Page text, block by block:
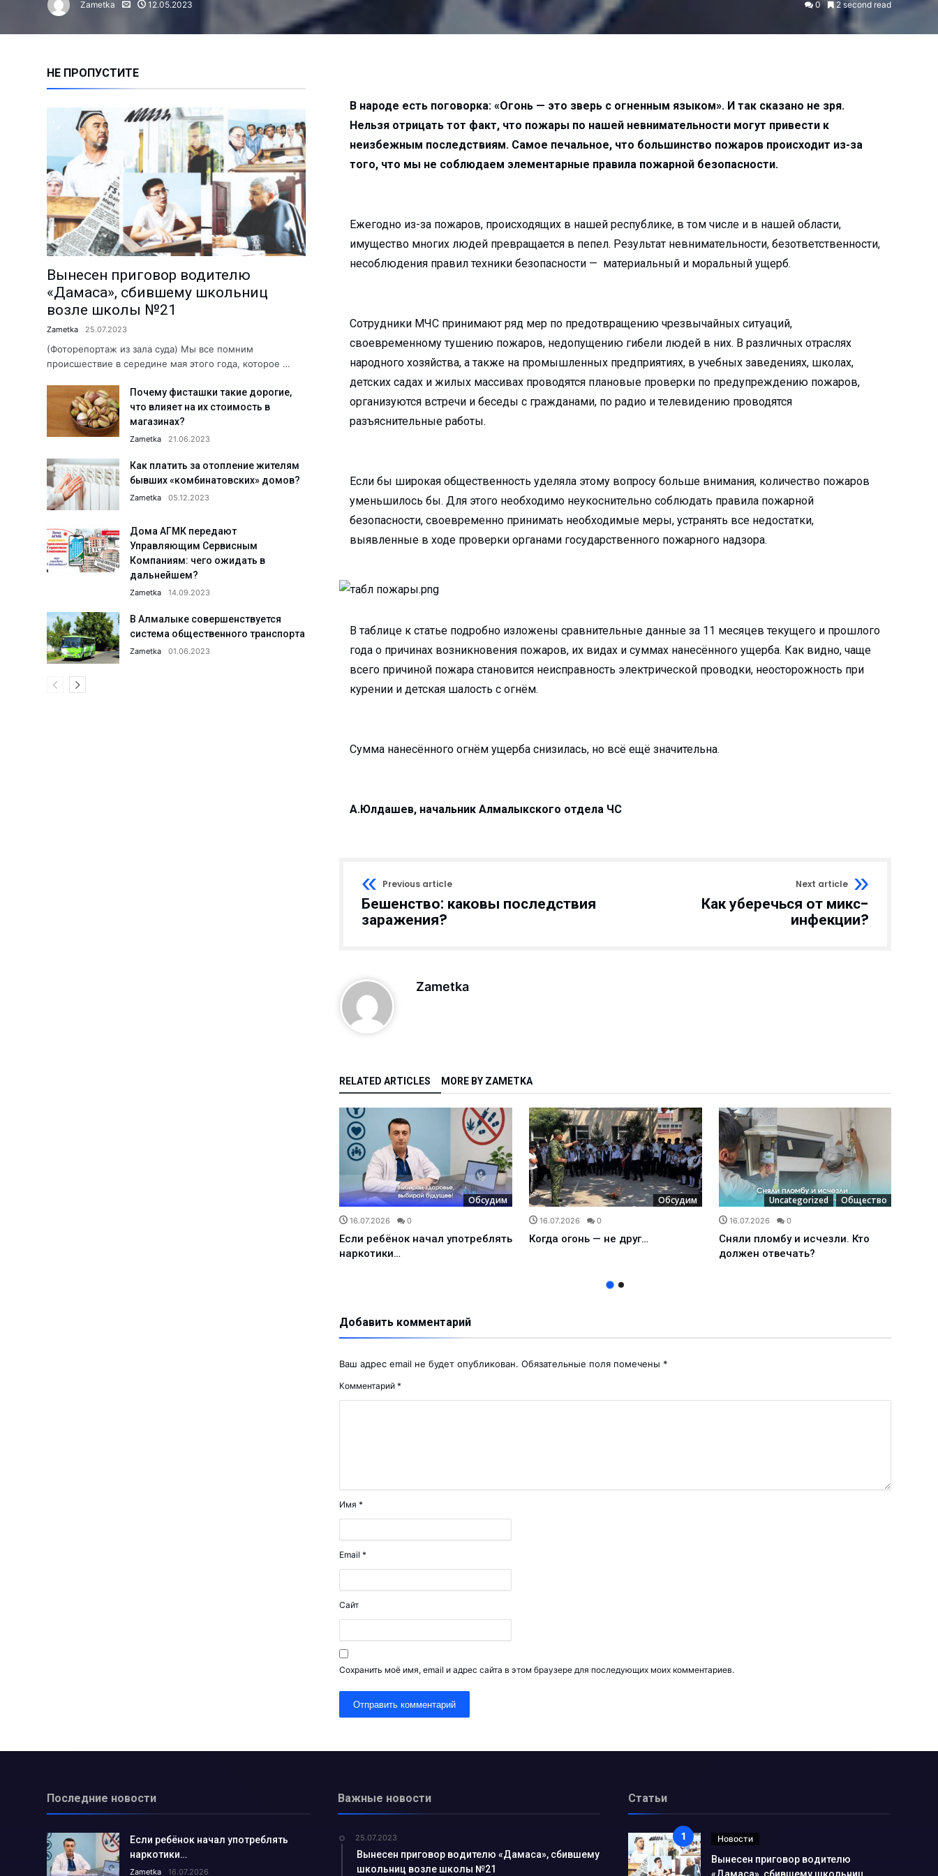
Алмалыкчане чаще жалуются на неубранные дворы…...
Сколько инвестиций привлечено в Алмалык?...
Чем занимается лидер молодёжи?...
Миграция: где работают и сколько зарабатывают ...
Анализ причин пожаров за 1 полугодие...
На АГМК налажено новое производство...
Познать мир и найти в нём себя…...
Избран новый председатель Алмалыкского РКЦ...
Депутаты выслушали обращение хокима...
Поддержка молодёжных инициатив...
«Количество часов тренировок прямо пропор...
Что делается для сохранения экологии?...
Когда вместо рыбы — предоставляют удочку...
Хранители народной культуры...
Б. Мирзаев: «Дайте нам время, и мы взраст...
Как летом избежать пищевых отравлений?...
Юбилей в кругу коллег: Сапарали Туракулову ...
Пришкольные лагеря: познавательный досуг и общ...
Здравствуйте, Пушкин!...
Обращение к жителям Ташкентской области...
Работники АО «Аммофос-Максам» отмети...
А была ли самозащита? Подробности расследовани...
Футбольная школа ПФК АГМК — преобразован...
Что сделано в 1 секторе города с начала года?...
АГМК: реализация мегапроекта — новый мет...
Поддержка семьи и женщин: что сделано в 1 квар...
С такими «земляками» и врагов не надо…...
20 проектов из Алмалыка — победители ...
Угнал автомобиль и бросил в одном из дворов...
Прививка животных добровольна или обязательна?...
Магистратура в Москве: всё, благодаря вере и п...
Социальный работник — профессия или приз...
Что входит в полномочия помощника хокима и лид...
Корейская диаспора Алмалыка встретила Восточны...
У людей почтенного возраста теперь есть свой Ц...
Провели анализ деятельности структур по улучше...
На что предпринимателям в Алмалыке выделяют кр...
Тонкости профессионального образования...
Что на повестке профсоюза АО «Ammofos-Max...
Доктор, я назову сына вашим именем…...
Есть такая профессия: эксперт-криминалист...
Короткое замыкание электропроводки привело к п...
Что делается для предотвращения роста преступн...
Городской отдел юстиции отчитался о своей рабо...
Как в Алмалыке проходит внедрение альтернативн...
Какие изменения произойдут в Узбекистане с 1 о...
Zametka 12.05.2023 0 2 second read
В народе есть поговорка: «Огонь — это зверь с огненным языком». И так сказано не зря.
Нельзя отрицать тот факт, что пожары по нашей невнимательности могут привести к
неизбежным последствиям. Самое печальное, что большинство пожаров происходит из-за
того, что мы не соблюдаем элементарные правила пожарной безопасности.
Ежегодно из-за пожаров, происходящих в нашей республике, в том числе и в нашей области,
имущество многих людей превращается в пепел. Результат невнимательности, безответственности,
несоблюдения правил техники безопасности — материальный и моральный ущерб.
Сотрудники МЧС принимают ряд мер по предотвращению чрезвычайных ситуаций,
своевременному тушению пожаров, недопущению гибели людей в них. В различных отраслях
народного хозяйства, а также на промышленных предприятиях, в учебных заведениях, школах,
детских садах и жилых массивах проводятся плановые проверки по предупреждению пожаров,
организуются встречи и беседы с гражданами, по радио и телевидению проводятся
разъяснительные работы.
Если бы широкая общественность уделяла этому вопросу больше внимания, количество пожаров
уменьшилось бы. Для этого необходимо неукоснительно соблюдать правила пожарной
безопасности, своевременно принимать необходимые меры, устранять все недостатки,
выявленные в ходе проверки органами государственного пожарного надзора.
В таблице к статье подробно изложены сравнительные данные за 11 месяцев текущего и прошлого
года о причинах возникновения пожаров, их видах и суммах нанесённого ущерба. Как видно, чаще
всего причиной пожара становится неисправность электрической проводки, неосторожность при
курении и детская шалость с огнём.
Сумма нанесённого огнём ущерба снизилась, но всё ещё значительна.
А.Юлдашев, начальник Алмалыкского отдела ЧС
Previous article
Бешенство: каковы последствия
заражения?
Next article
Как уберечься от микс-
инфекции?
Zametka
RELATED ARTICLES MORE BY ZAMETKA
Обсудим
16.07.2026 0
Если ребёнок начал употреблять
наркотики…
Обсудим
16.07.2026 0
Когда огонь — не друг…
Uncategorized Общество
16.07.2026 0
Сняли пломбу и исчезли. Кто
должен отвечать?
Добавить комментарий
Ваш адрес email не будет опубликован. Обязательные поля помечены *
Комментарий*
Имя*
Email*
Сайт
Сохранить моё имя, email и адрес сайта в этом браузере для последующих моих комментариев.
НЕ ПРОПУСТИТЕ
Вынесен приговор водителю
«Дамаса», сбившему школьниц
возле школы №21
Zametka 25.07.2023
(Фоторепортаж из зала суда) Мы все помним
происшествие в середине мая этого года, которое …
Почему фисташки такие дорогие,
что влияет на их стоимость в
магазинах?
Zametka 21.06.2023
Как платить за отопление жителям
бывших «комбинатовских» домов?
Zametka 05.12.2023
Дома АГМК передают
Управляющим Сервисным
Компаниям: чего ожидать в
дальнейшем?
Zametka 14.09.2023
В Алмалыке совершенствуется
система общественного транспорта
Zametka 01.06.2023
Последние новости
Если ребёнок начал употреблять
наркотики…
Zametka 16.07.2026
Важные новости
25.07.2023
Вынесен приговор водителю «Дамаса», сбившему
школьниц возле школы №21
Статьи
Новости
Вынесен приговор водителю